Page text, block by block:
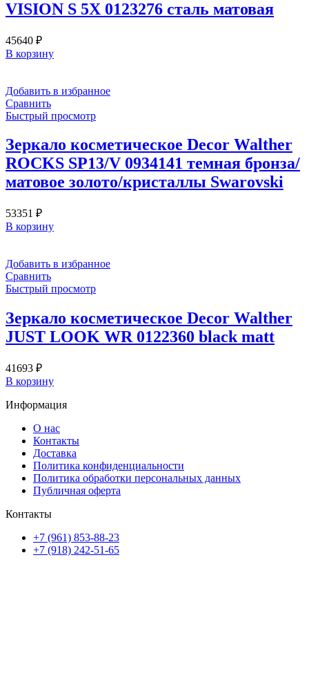
VISION S 5X 0123276 сталь матовая
45640 ₽
В корзину
Добавить в избранное
Сравнить
Быстрый просмотр
Зеркало косметическое Decor Walther
ROCKS SP13/V 0934141 темная бронза/
матовое золото/кристаллы Swarovski
53351 ₽
В корзину
Добавить в избранное
Сравнить
Быстрый просмотр
Зеркало косметическое Decor Walther
JUST LOOK WR 0122360 black matt
41693 ₽
В корзину
Информация
О нас
Контакты
Доставка
Политика конфиденциальности
Политика обработки персональных данных
Публичная оферта
Контакты
+7 (961) 853-88-23
+7 (918) 242-51-65